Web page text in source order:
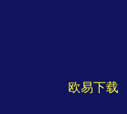
欧易下载